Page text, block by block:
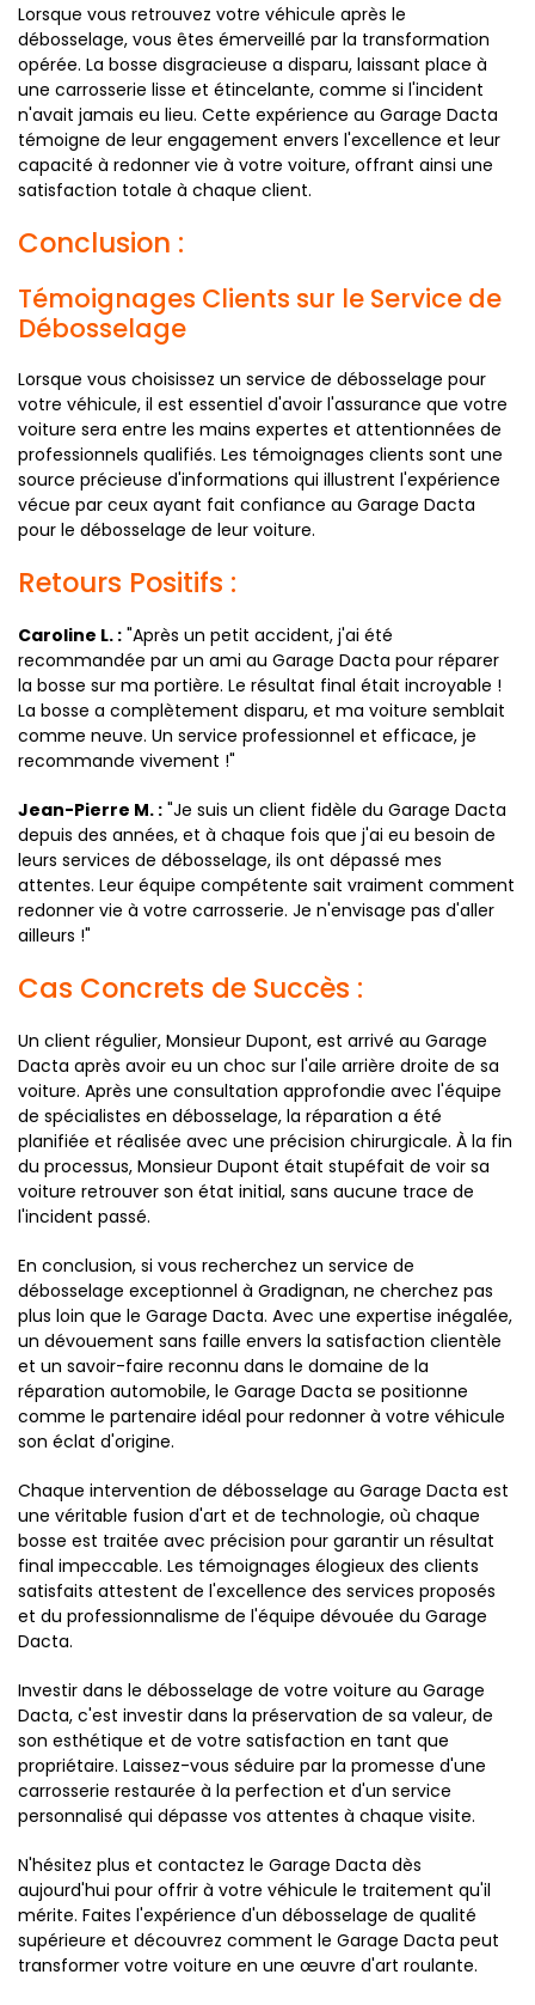
Lorsque vous retrouvez votre véhicule après le
débosselage, vous êtes émerveillé par la transformation
opérée. La bosse disgracieuse a disparu, laissant place à
une carrosserie lisse et étincelante, comme si l'incident
n'avait jamais eu lieu. Cette expérience au Garage Dacta
témoigne de leur engagement envers l'excellence et leur
capacité à redonner vie à votre voiture, offrant ainsi une
satisfaction totale à chaque client.
Conclusion :
Témoignages Clients sur le Service de
Débosselage
Lorsque vous choisissez un service de débosselage pour
votre véhicule, il est essentiel d'avoir l'assurance que votre
voiture sera entre les mains expertes et attentionnées de
professionnels qualifiés. Les témoignages clients sont une
source précieuse d'informations qui illustrent l'expérience
vécue par ceux ayant fait confiance au Garage Dacta
pour le débosselage de leur voiture.
Retours Positifs :
Caroline L. : "Après un petit accident, j'ai été
recommandée par un ami au Garage Dacta pour réparer
la bosse sur ma portière. Le résultat final était incroyable !
La bosse a complètement disparu, et ma voiture semblait
comme neuve. Un service professionnel et efficace, je
recommande vivement !"
Jean-Pierre M. : "Je suis un client fidèle du Garage Dacta
depuis des années, et à chaque fois que j'ai eu besoin de
leurs services de débosselage, ils ont dépassé mes
attentes. Leur équipe compétente sait vraiment comment
redonner vie à votre carrosserie. Je n'envisage pas d'aller
ailleurs !"
Cas Concrets de Succès :
Un client régulier, Monsieur Dupont, est arrivé au Garage
Dacta après avoir eu un choc sur l'aile arrière droite de sa
voiture. Après une consultation approfondie avec l'équipe
de spécialistes en débosselage, la réparation a été
planifiée et réalisée avec une précision chirurgicale. À la fin
du processus, Monsieur Dupont était stupéfait de voir sa
voiture retrouver son état initial, sans aucune trace de
l'incident passé.
En conclusion, si vous recherchez un service de
débosselage exceptionnel à Gradignan, ne cherchez pas
plus loin que le Garage Dacta. Avec une expertise inégalée,
un dévouement sans faille envers la satisfaction clientèle
et un savoir-faire reconnu dans le domaine de la
réparation automobile, le Garage Dacta se positionne
comme le partenaire idéal pour redonner à votre véhicule
son éclat d'origine.
Chaque intervention de débosselage au Garage Dacta est
une véritable fusion d'art et de technologie, où chaque
bosse est traitée avec précision pour garantir un résultat
final impeccable. Les témoignages élogieux des clients
satisfaits attestent de l'excellence des services proposés
et du professionnalisme de l'équipe dévouée du Garage
Dacta.
Investir dans le débosselage de votre voiture au Garage
Dacta, c'est investir dans la préservation de sa valeur, de
son esthétique et de votre satisfaction en tant que
propriétaire. Laissez-vous séduire par la promesse d'une
carrosserie restaurée à la perfection et d'un service
personnalisé qui dépasse vos attentes à chaque visite.
N'hésitez plus et contactez le Garage Dacta dès
aujourd'hui pour offrir à votre véhicule le traitement qu'il
mérite. Faites l'expérience d'un débosselage de qualité
supérieure et découvrez comment le Garage Dacta peut
transformer votre voiture en une œuvre d'art roulante.